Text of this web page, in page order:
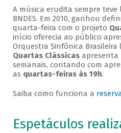
A música erudita sempre
BNDES. Em 2010, ganhou
quarta-feira com o projeto
início oferecia ao público
Orquestra Sinfônica Brasileira
Quartas Clássicasapresenta
semanais, contando com
as quartas-feiras às 19h.
Saiba como funciona a
Espetáculos